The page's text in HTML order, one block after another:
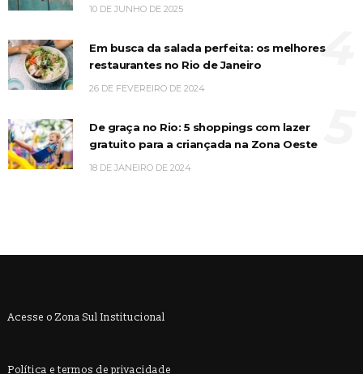
10 DE JUNHO DE 2025
Em busca da salada perfeita: os melhores
restaurantes no Rio de Janeiro
26 DE FEVEREIRO DE 2024
4
De graça no Rio: 5 shoppings com lazer
gratuito para a criançada na Zona Oeste
18 DE JANEIRO DE 2024
Acesse o Zona Sul Institucional
Política e termos de privacidade